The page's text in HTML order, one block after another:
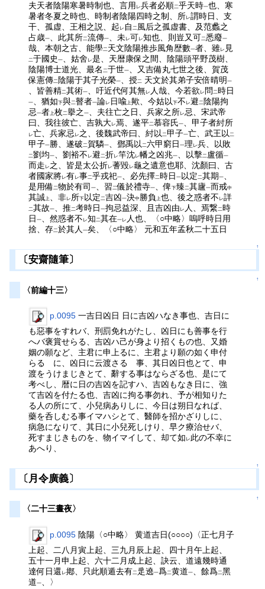
夫天者陰陽寒暑時制也、言用 レ兵者必順二乎天時一也、寒
暑者冬夏之時也、時制者陰陽四時之制、所レ謂時日、支
干、孤虚、王相之説、起 レ 自二風后之孤虚書、及范蠡之
占歳一、此其所二流傳一、未レ可レ知也、則豈又可二悉廢一
哉、本朝之古、能學二天文陰陽推歩風角歴數一者、雖レ 見
二于國史一、姑舍 レ是、天暦康保之間、陰陽頭平野茂樹、
陰陽博士道光、最名二于世一、又吉備丸七世之後、賀茂
保憲傳二陰陽于其子光榮一、授二 天文於其弟子安倍晴明一
、皆善精二其術一、吁近代何其無レ 人哉、今若欲 レ 問二時日
一、猶如下與二瞽者一論レ 日喩上歟、今姑以下不 レ避二陰陽拘
忌一者上枚二擧之一、夫往亡之日、兵家之所レ忌、宋武帝
曰、我往彼亡、吉孰大レ焉、遂平二慕容氏一、甲子者紂所
レ亡、兵家忌 レ 之、後魏武帝曰、紂以二甲子一亡、武王以二
甲子一勝、遂破二賀驎一、鄧禹以二六甲窮日一理 レ兵、以敗
二劉均一、劉裕不 レ避二折レ竿沈レ幡之凶兆一、以擊二盧循一
而走 レ 之、皆是太公折レ蓍毀レ龜之遺意也耶、沈顏曰、古
者國家將レ有レ事二乎戎祀一、必先擇二時日一以定二其期一、
是用備二物於有司一、習二儀於禮寺一、俾下臻二其廬一而戒中
其誠上、非レ 所下以定二吉凶一決中 勝負上也、後之惑者不 レ詳
二其故一、推二考時日一拘忌益深、且吉凶由 レ 人、焉繋二時
日一、然惑者不 レ知二其在一レ 人也、〈○中略〉嗚呼時日用
捨、存二於其人一矣、〈○中略〉 元和五年孟秋二十五日
↑
〔安齋隨筆〕
↑
〈前編十三〉
p.0095 一吉日凶日 日に吉凶ハなき事也、吉日に
も惡事をすれバ、刑罰免れがたし、凶日にも善事を行
へバ褒賞せらる、吉凶ハ己が身より招くもの也、又婚
姻の願など、主君に申上るに、主君より願の如く申付
らるゝに、凶日に云渡さるゝ事、其日凶日也とて、申
渡をうけまじきとて、辭する事はならざる也、是にて
考べし、暦に日の吉凶を記すハ、吉凶もなき日に、強
て吉凶を付たる也、吉凶に拘る事勿れ、予が相知りた
る人の所にて、小兒病ありしに、今日は朔日なれば、
藥を呑しむる事イマハシとて、醫師を招かざりしに、
病急になりて、其日に小兒死しけり、早ク療治せバ、
死すまじきものを、物イマイして、却て如 レ 此の不幸に
あへり、
↑
〔月令廣義〕
↑
〈二十三晝夜〉
p.0095 陰陽〈○中略〉 黄道吉日(○○○○)〈正七月子
上起、二八月寅上起、三九月辰上起、四十月午上起、
五十一月申上起、六十二月成上起、訣云、道遠幾時通
達何日還 レ鄕、只此順遁去有二辵遶一爲二黄道一 、餘爲二黑
道一 、〉